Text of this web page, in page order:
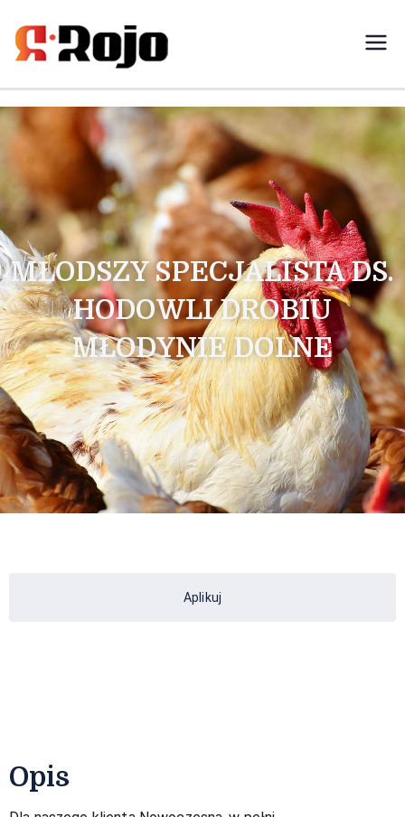
Rojo- agencja pracy świadczymy
rekrutacji między pracodawcą a
pracownikiem
MŁODSZY SPECJALISTA DS.
HODOWLI DROBIU
MŁODYNIE DOLNE
Aplikuj
Opis